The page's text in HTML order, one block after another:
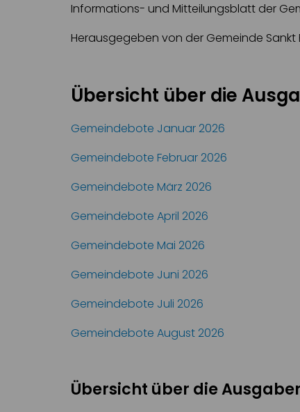
Informations- und Mitteilungsblatt der
Herausgegeben von der Gemeinde
Übersicht über die
Gemeindebote Januar 2026
Gemeindebote Februar 2026
Gemeindebote März 2026
Gemeindebote April 2026
Gemeindebote Mai 2026
Gemeindebote Juni 2026
Gemeindebote Juli 2026
Gemeindebote August 2026
Übersicht über die